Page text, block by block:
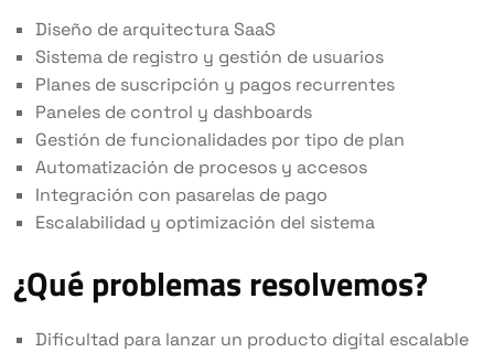
Diseño de arquitectura SaaS
Sistema de registro y gestión de usuarios
Planes de suscripción y pagos recurrentes
Paneles de control y dashboards
Gestión de funcionalidades por tipo de plan
Automatización de procesos y accesos
Integración con pasarelas de pago
Escalabilidad y optimización del sistema
¿Qué problemas resolvemos?
Dificultad para lanzar un producto digital escalable